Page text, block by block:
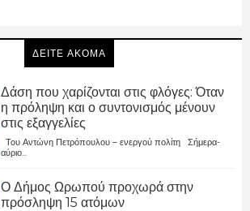
ΔΕΙΤΕ ΑΚΟΜΑ
Δάση που χαρίζονται στις φλόγες: Όταν
η πρόληψη και ο συντονισμός μένουν
στις εξαγγελίες
Του Αντώνη Πετρόπουλου – ενεργού πολίτη Σήμερα-
αύριο...
Ο Δήμος Ωρωπού προχωρά στην
πρόσληψη 15 ατόμων